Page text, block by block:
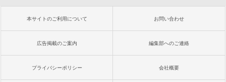
本サイトのご利用について お問い合わせ
広告掲載のご案内 編集部へのご連絡
プライバシーポリシー 会社概要